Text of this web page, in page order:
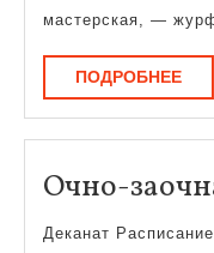
мастерская, —
ПОДРОБНЕЕ
Очно-
Деканат